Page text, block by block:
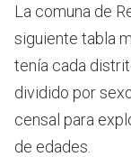
La comuna de
siguiente tabla
tenía cada
dividido por
censal para
de edades.